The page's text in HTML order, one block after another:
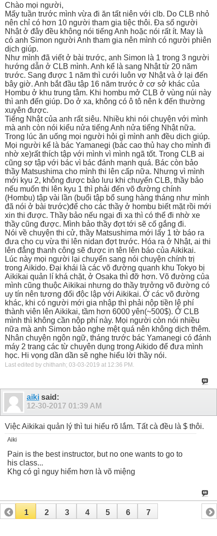
Chào mọi người,
Mấy tuần trước mình vừa đi ăn tất niên với clb. Do CLB nhỏ
nên chỉ có hơn 10 người tham gia tiệc thôi. Đa số người
Nhật ở đây đều không nói tiếng Anh hoặc nói rất ít. May là
có anh Simon người Anh tham gia nên mình có người phiên
dịch giúp.
Như mình đã viết ở bài trước, anh Simon là 1 trong 3 người
hướng dẫn ở CLB mình. Anh kể là sang Nhật từ 20 năm
trước. Sang được 1 năm thì cưới luôn vợ Nhật và ở lại đến
bây giờ. Anh bắt đầu tập 16 năm trước ở cơ sở khác của
Hombu ở khu trung tâm. Khi hombu mở CLB ở vùng núi này
thì anh đến giúp. Do ở xa, không có ô tô nên k đến thường
xuyên được.
Tiếng Nhật của anh rất siêu. Nhiều khi nói chuyện với mình
mà anh còn nói kiểu nửa tiếng Anh nửa tiếng Nhật nữa.
Trong lúc ăn uống mọi người hỏi gì mình anh đều dịch giúp.
Mọi người kể là bác Yamanegi (bác cao thủ hay cho mình đi
nhờ xe)rất thích tập với mình vì mình ngã tốt. Trong CLB ai
cũng sợ tập với bác vì bác đánh mạnh quá. Bác còn bảo
thầy Matsushima cho mình thi lên cấp nữa. Nhưng vì mình
mới kyu 2, không được bảo lưu khi chuyển CLB, thầy bảo
nếu muốn thi lên kyu 1 thì phải đến võ đường chính
(Hombu) tập vài lần (buổi tập bổ sung hàng tháng như mình
đã nói ở bài trước)để cho các thầy ở hombu biết mặt rồi mới
xin thi được. Thầy bảo nếu ngại đi xa thì có thể đi nhờ xe
thầy cũng được. Mình bảo thầy đợt tới sẽ cố gắng đi.
Nói về chuyện thi cử, thầy Matsushima mới lấy 1 tờ báo ra
đưa cho cụ vừa thi lên nidan đợt trước. Hóa ra ở Nhật, ai thi
lên đẳng thanh công sẽ được in tên lên báo của Aikikai.
Lúc này mọi người lại chuyển sang nói chuyện chính trị
trong Aikido. Đại khái là các võ đường quanh khu Tokyo bị
Aikikai quản lí khá chặt, ở Osaka thì đỡ hơn. Võ đường của
mình cũng thuộc Aikikai nhưng do thầy trưởng võ đường có
uy tín nên tương đối độc lập với Aikikai. Ở các võ đường
khác, khi có người mới gia nhập thì phải nộp tiền lệ phí
thành viên lên Aikikai, tầm hơn 6000 yên(~500$). Ở CLB
mình thì không cần nộp phí này. Mọi người còn nói nhiều
nữa mà anh Simon bảo nghe mệt quá nên không dịch thêm.
Nhân chuyện ngôn ngữ, tháng trước bác Yamanegi có đánh
máy 2 trang các từ chuyên dụng trong Aikido để đưa mình
học. Hi vọng dần dần sẽ nghe hiểu lời thầy nói.
Last edited by chithanh; 03-03-2019 at 12:36 PM
aiki said:
12-30-2017 01:39 AM
Việc Aikikai quản lý thì tui hiểu rõ lắm. Tất cà đều là $ thôi.
Aiki
Pain is the best instructor, but no one wants to go to
his class...
Khg có gì nguy hiểm hơn là võ miệng
1 2 3 4 5 6 7